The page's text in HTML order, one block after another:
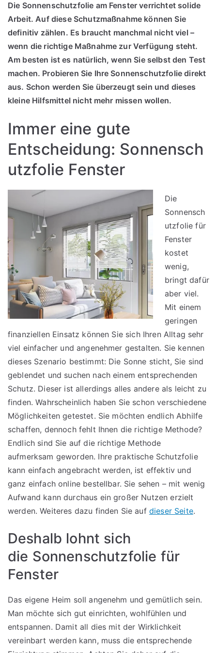
Die Sonnenschutzfolie am Fenster verrichtet solide
Arbeit. Auf diese Schutzmaßnahme können Sie
definitiv zählen. Es braucht manchmal nicht viel –
wenn die richtige Maßnahme zur Verfügung steht.
Am besten ist es natürlich, wenn Sie selbst den Test
machen. Probieren Sie Ihre Sonnenschutzfolie direkt
aus. Schon werden Sie überzeugt sein und dieses
kleine Hilfsmittel nicht mehr missen wollen.
Immer eine gute
Entscheidung: Sonnensch
utzfolie Fenster
Die
Sonnensch
utzfolie für
Fenster
kostet
wenig,
bringt dafür
aber viel.
Mit einem
geringen
finanziellen Einsatz können Sie sich Ihren Alltag sehr
viel einfacher und angenehmer gestalten. Sie kennen
dieses Szenario bestimmt: Die Sonne sticht, Sie sind
geblendet und suchen nach einem entsprechenden
Schutz. Dieser ist allerdings alles andere als leicht zu
finden. Wahrscheinlich haben Sie schon verschiedene
Möglichkeiten getestet. Sie möchten endlich Abhilfe
schaffen, dennoch fehlt Ihnen die richtige Methode?
Endlich sind Sie auf die richtige Methode
aufmerksam geworden. Ihre praktische Schutzfolie
kann einfach angebracht werden, ist effektiv und
ganz einfach online bestellbar. Sie sehen – mit wenig
Aufwand kann durchaus ein großer Nutzen erzielt
werden. Weiteres dazu finden Sie auf dieser Seite.
Deshalb lohnt sich
die Sonnenschutzfolie für
Fenster
Das eigene Heim soll angenehm und gemütlich sein.
Man möchte sich gut einrichten, wohlfühlen und
entspannen. Damit all dies mit der Wirklichkeit
vereinbart werden kann, muss die entsprechende